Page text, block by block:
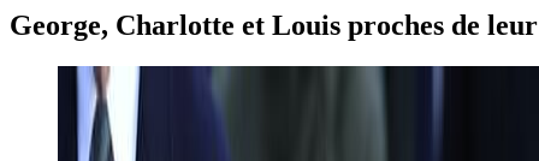
George, Charlotte et Louis proches de